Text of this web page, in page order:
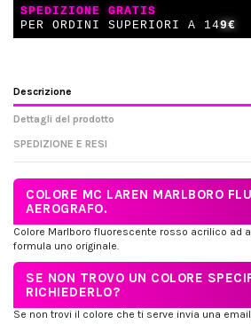
SPEDIZIONE GRATIS
PER ORDINI SUPERIORI A 149€
Descrizione
Dettagli del prodotto
SPEDIZIONE E RESI
COLORE MC LAREN MARLBORO
AEROGRAFO.
Colore Marlboro fluorescente rosso acrilico ad
formula uno originale.
SE NON TROVO UN COLORE
RICHIEDERLO?
Se non trovi il colore che ti serve invia una